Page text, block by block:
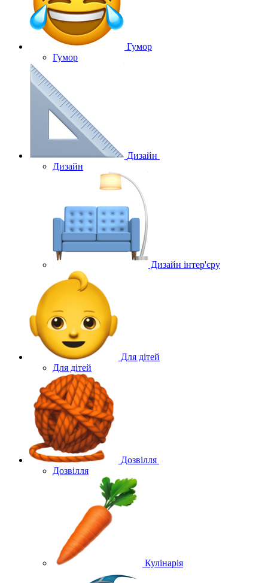
Гумор
Гумор
Дизайн
Дизайн
Дизайн інтер'єру
Для дітей
Для дітей
Дозвілля
Дозвілля
Кулінарія